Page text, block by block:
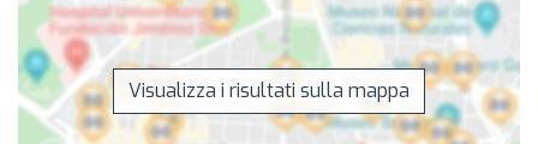
Visualizza i risultati sulla mappa